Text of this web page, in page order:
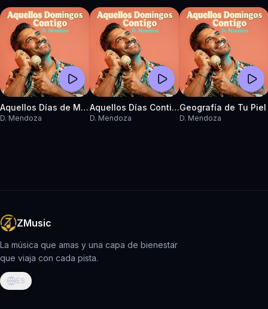
Aquellos Días de Miel
D. Mendoza
Aquellos Días Contigo
D. Mendoza
Geografía de Tu Piel
D. Mendoza
ZMusic
La música que amas y una capa de bienestar
que viaja con cada pista.
ES